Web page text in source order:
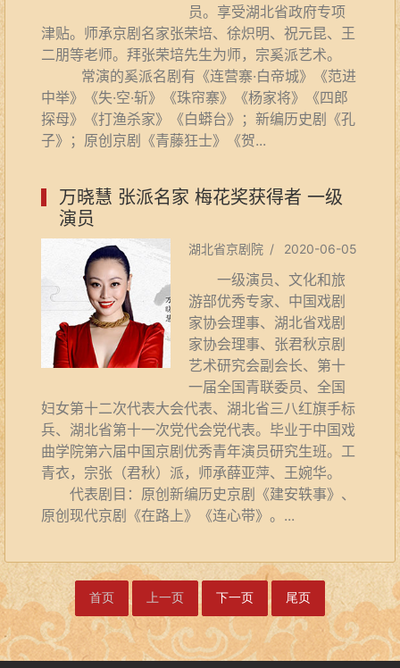
员。享受湖北省政府专项
津贴。师承京剧名家张荣培、徐炽明、祝元昆、王
二朋等老师。拜张荣培先生为师，宗奚派艺术。
常演的奚派名剧有《连营寨·白帝城》《范进
中举》《失·空·斩》《珠帘寨》《杨家将》《四郎
探母》《打渔杀家》《白蟒台》；新编历史剧《孔
子》；原创京剧《青藤狂士》《贺...
万晓慧 张派名家 梅花奖获得者 一级
演员
湖北省京剧院 / 2020-06-05
一级演员、文化和旅
游部优秀专家、中国戏剧
家协会理事、湖北省戏剧
家协会理事、张君秋京剧
艺术研究会副会长、第十
一届全国青联委员、全国
妇女第十二次代表大会代表、湖北省三八红旗手标
兵、湖北省第十一次党代会党代表。毕业于中国戏
曲学院第六届中国京剧优秀青年演员研究生班。工
青衣，宗张（君秋）派，师承薛亚萍、王婉华。
代表剧目：原创新编历史京剧《建安轶事》、
原创现代京剧《在路上》《连心带》。...
首页 上一页 下一页 尾页